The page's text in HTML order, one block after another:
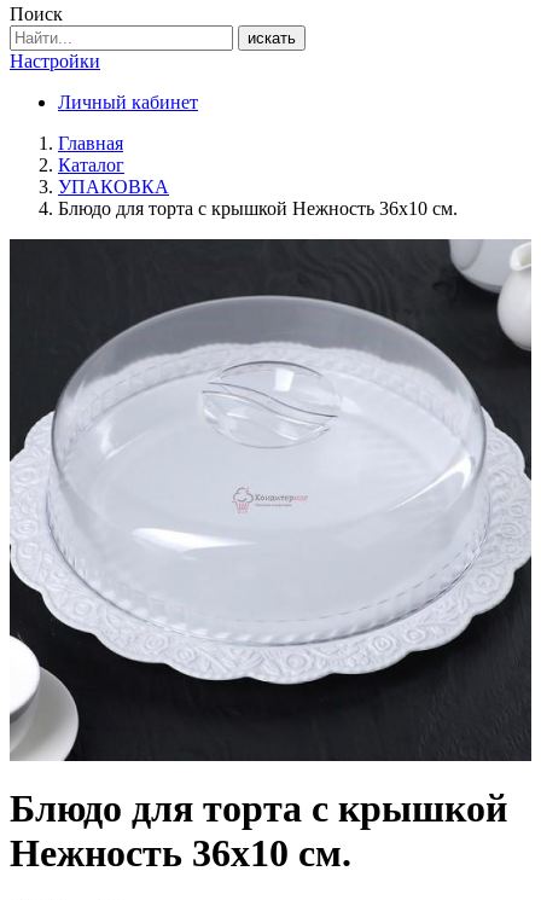
Поиск
искать
Настройки
Личный кабинет
Главная
Каталог
УПАКОВКА
Блюдо для торта с крышкой Нежность 36х10 см.
Блюдо для торта с крышкой
Нежность 36х10 см.